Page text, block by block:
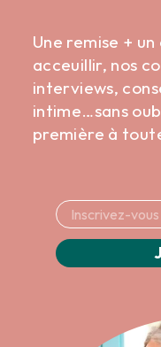
Une remise +
acceuillir, nos
interviews,
intime…sans
première à